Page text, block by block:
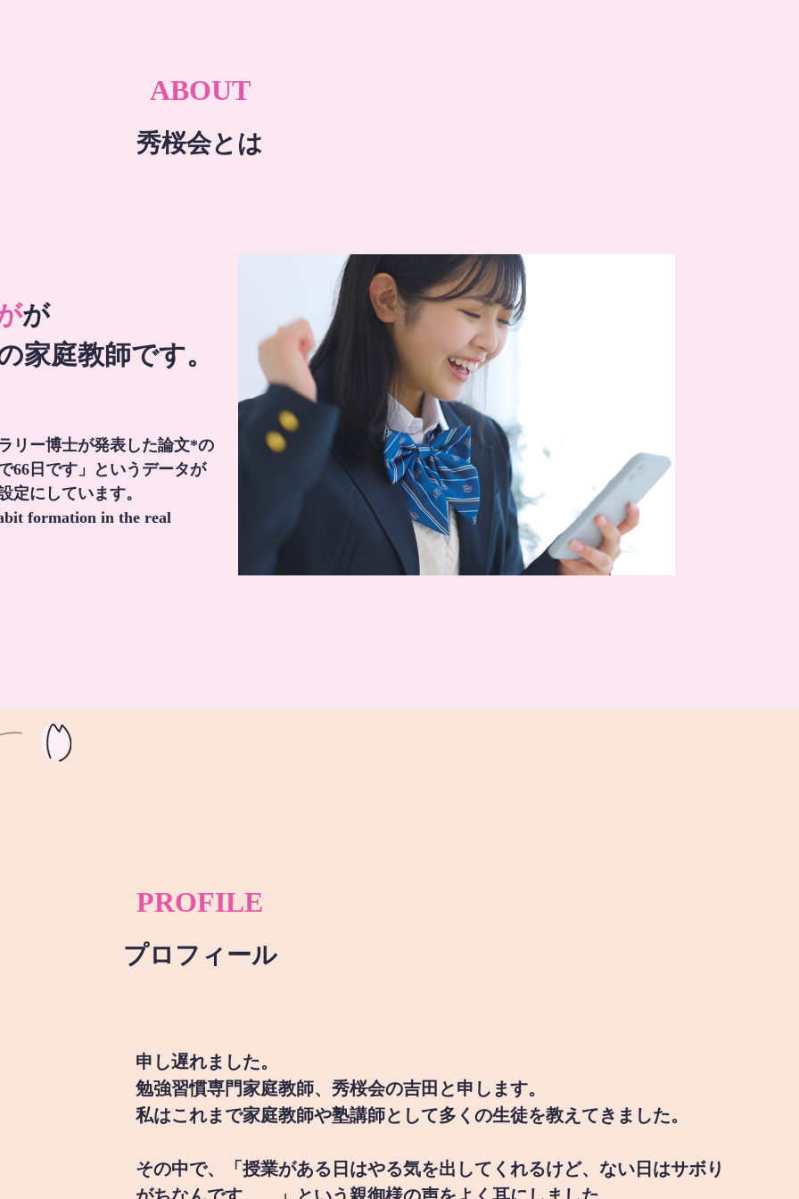
ABOUT
秀桜会とは
が
家庭教師です。
リー博士が発表した論文*の
66日です」というデータが
定にしています。
formation in the real
PROFILE
プロフィール
申し遅れました。
勉強習慣専門家庭教師、秀桜会の吉田と申します。
私はこれまで家庭教師や塾講師として多くの生徒を教えてきました。
その中で、「授業がある日はやる気を出してくれるけど、ない日はサボり